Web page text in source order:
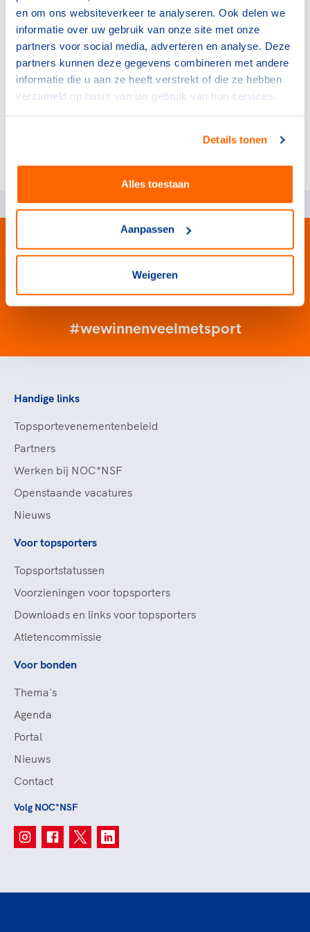
en om ons websiteverkeer te analyseren. Ook delen we
informatie over uw gebruik van onze site met onze
partners voor social media, adverteren en analyse. Deze
partners kunnen deze gegevens combineren met andere
informatie die u aan ze heeft verstrekt of die ze hebben
verzameld op basis van uw gebruik van hun services.
Details tonen
Alles toestaan
Aanpassen
Weigeren
maar ook bij het maken van de beleidsnota of het
inzetten van verenigingsondersteuning, geeft data over
sport- en beweegdeelname een solide basis. Wij
brengen het sport- en beweeggedrag van inwoners
lokaal in beeld.
#wewinnenveelmetsport
Handige links
Topsportevenementenbeleid
Partners
Werken bij NOC*NSF
Openstaande vacatures
Nieuws
Voor topsporters
Topsportstatussen
Voorzieningen voor topsporters
Downloads en links voor topsporters
Atletencommissie
Voor bonden
Thema's
Agenda
Portal
Nieuws
Contact
Volg NOC*NSF